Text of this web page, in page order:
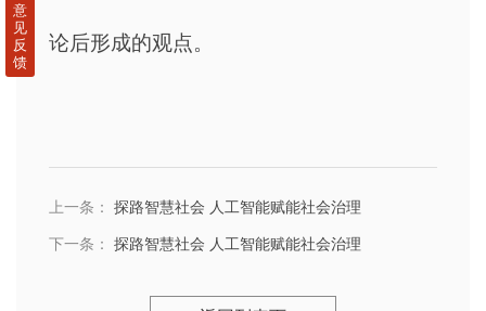
论后形成的观点。
上一条： 探路智慧社会 人工智能赋能社会治理
下一条： 探路智慧社会 人工智能赋能社会治理
意
见
反
馈